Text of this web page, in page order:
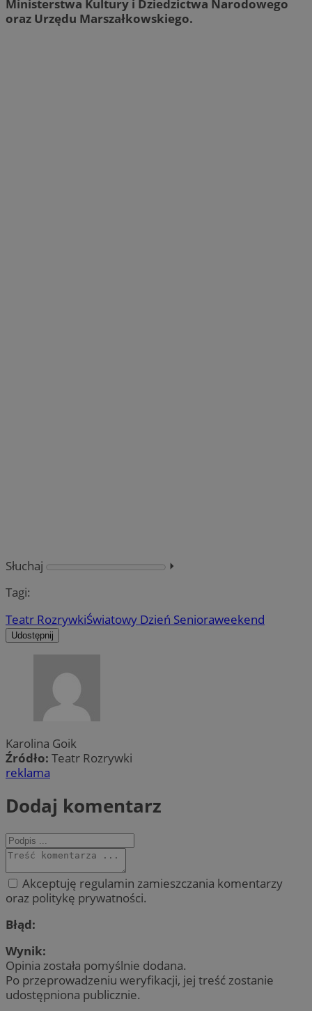
Ministerstwa Kultury i Dziedzictwa Narodowego
oraz Urzędu Marszałkowskiego.
Słuchaj
⏵︎
Tagi:
Teatr RozrywkiŚwiatowy Dzień Senioraweekend
Udostępnij
Karolina Goik
Źródło: Teatr Rozrywki
reklama
Dodaj komentarz
Akceptuję regulamin zamieszczania komentarzy
oraz politykę prywatności.
Błąd:
Wynik:
Opinia została pomyślnie dodana.
Po przeprowadzeniu weryfikacji, jej treść zostanie
udostępniona publicznie.